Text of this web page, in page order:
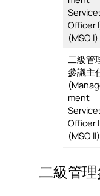
Officer
(MSO I)
二級管
參議主
ment
Officer
(MSO II)
二級管